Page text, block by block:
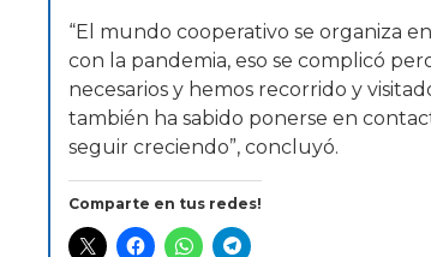
“El mundo cooperativo se organiza
con la pandemia, eso se complicó
necesarios y hemos recorrido y
también ha sabido ponerse en
seguir creciendo”, concluyó.
Comparte en tus redes!